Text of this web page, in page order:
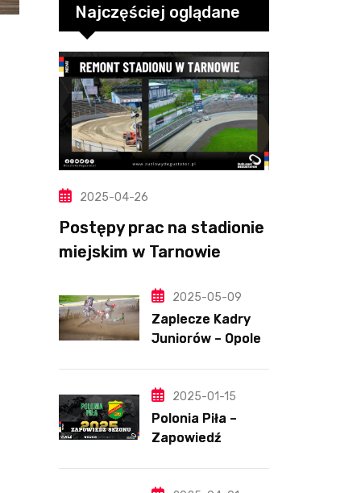
ą. Debiut
Tondera w
Najczęściej oglądane
2025-04-26
Postępy prac na stadionie
miejskim w Tarnowie
2025-05-09
Zaplecze Kadry
Juniorów – Opole,
2025-01-15
Polonia Piła –
Zapowiedź